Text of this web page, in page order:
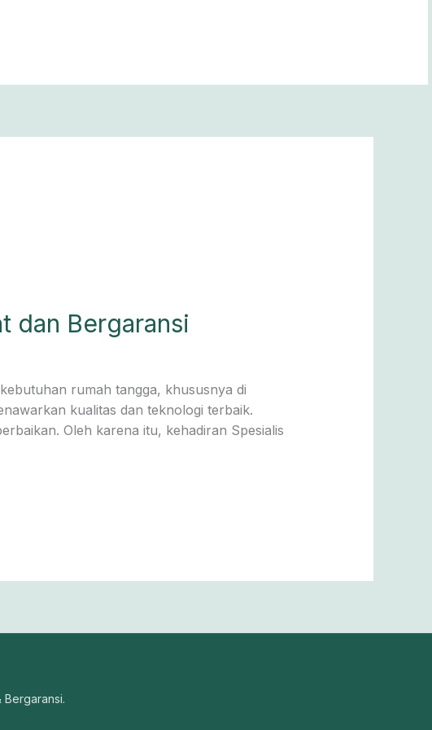
dan Bergaransi
rumah tangga, khususnya di
kualitas dan teknologi terbaik.
Oleh karena itu, kehadiran Spesialis